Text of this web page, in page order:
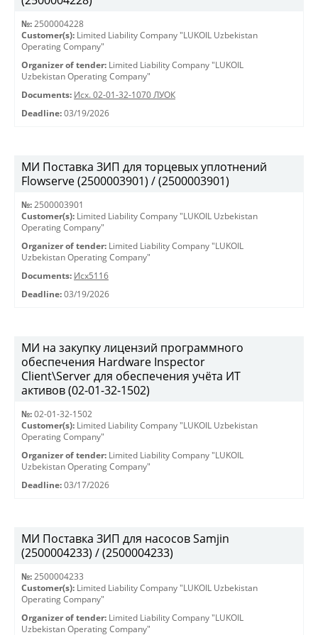
№: 2500004228
Customer(s): Limited Liability Company "LUKOIL Uzbekistan
Operating Company"
Organizer of tender: Limited Liability Company "LUKOIL
Uzbekistan Operating Company"
Documents: Исх. 02-01-32-1070 ЛУОК
Deadline: 03/19/2026
МИ Поставка ЗИП для торцевых уплотнений
Flowserve (2500003901) / (2500003901)
№: 2500003901
Customer(s): Limited Liability Company "LUKOIL Uzbekistan
Operating Company"
Organizer of tender: Limited Liability Company "LUKOIL
Uzbekistan Operating Company"
Documents: Исх5116
Deadline: 03/19/2026
МИ на закупку лицензий программного
обеспечения Hardware Inspector
Client\Server для обеспечения учёта ИТ
активов (02-01-32-1502)
№: 02-01-32-1502
Customer(s): Limited Liability Company "LUKOIL Uzbekistan
Operating Company"
Organizer of tender: Limited Liability Company "LUKOIL
Uzbekistan Operating Company"
Deadline: 03/17/2026
МИ Поставка ЗИП для насосов Samjin
(2500004233) / (2500004233)
№: 2500004233
Customer(s): Limited Liability Company "LUKOIL Uzbekistan
Operating Company"
Organizer of tender: Limited Liability Company "LUKOIL
Uzbekistan Operating Company"